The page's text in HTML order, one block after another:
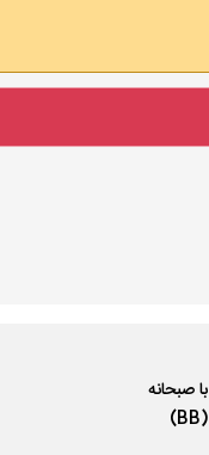
با صبحانه
(BB)